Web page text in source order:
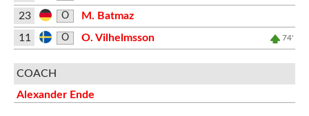
23 O
M. Batmaz
11
O O. Vilhelmsson 74'
COACH
Alexander Ende